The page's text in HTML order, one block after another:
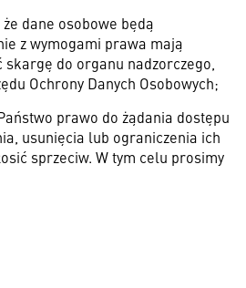
dane osobowe będą
z wymogami prawa mają
do organu nadzorczego,
Ochrony Danych Osobowych;
prawo do żądania dostępu
usunięcia lub ograniczenia ich
sprzeciw. W tym celu prosimy